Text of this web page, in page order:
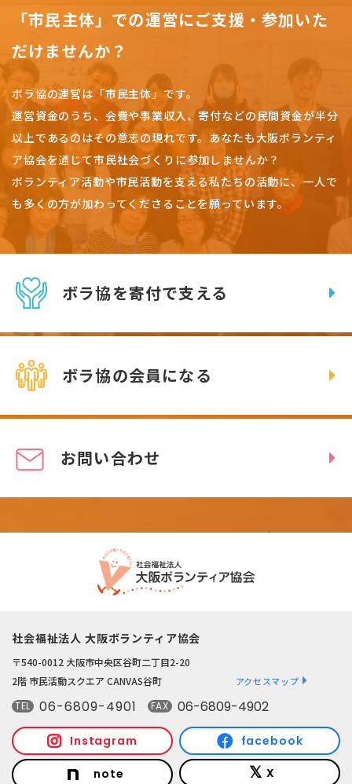
「市民主体」での運営にご支援・参加いた
だけませんか？
ボラ協の運営は「市民主体」です。
運営資金のうち、会費や事業収入、寄付などの民間資金が半分
以上であるのはその意志の現れです。 あなたも大阪ボランティ
ア協会を通じて市民社会づくりに参加しませんか？
ボランティア活動や市民活動を支える私たちの活動に、一人で
も多くの方が加わってくださることを願っています。
ボラ協を寄付で支える
ボラ協の会員になる
お問い合わせ
社会福祉法人 大阪ボランティア協会
〒540-0012 大阪市中央区谷町二丁目2-20
2階 市民活動スクエア CANVAS谷町
アクセスマップ
TEL 06-6809-4901 FAX 06-6809-4902
Instagram facebook
note X